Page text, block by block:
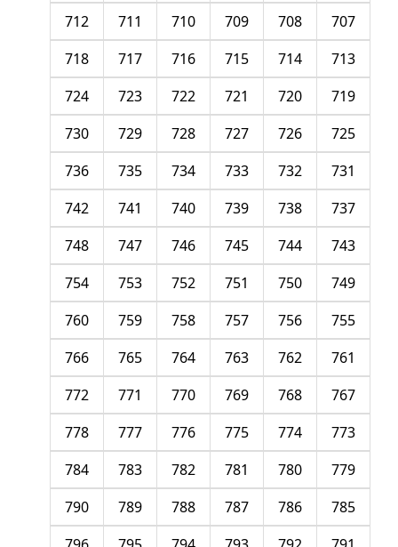
707
708
709
710
711
712
713
714
715
716
717
718
719
720
721
722
723
724
725
726
727
728
729
730
731
732
733
734
735
736
737
738
739
740
741
742
743
744
745
746
747
748
749
750
751
752
753
754
755
756
757
758
759
760
761
762
763
764
765
766
767
768
769
770
771
772
773
774
775
776
777
778
779
780
781
782
783
784
785
786
787
788
789
790